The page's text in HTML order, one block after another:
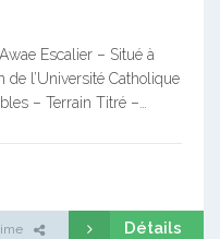
Escalier – Situé à
de l’Université Catholique
– Terrain Titré –…
Détails